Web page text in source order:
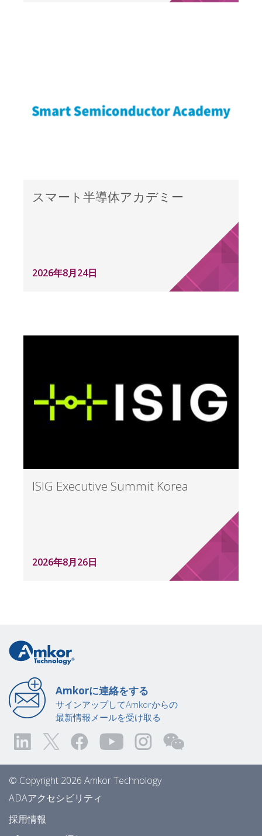
スマート半導体アカデミー
2026年8月24日
ISIG Executive Summit Korea
2026年8月26日
Amkorに連絡をする
サインアップしてAmkorからの
最新情報メールを受け取る
© Copyright 2026 Amkor Technology
ADAアクセシビリティ
採用情報